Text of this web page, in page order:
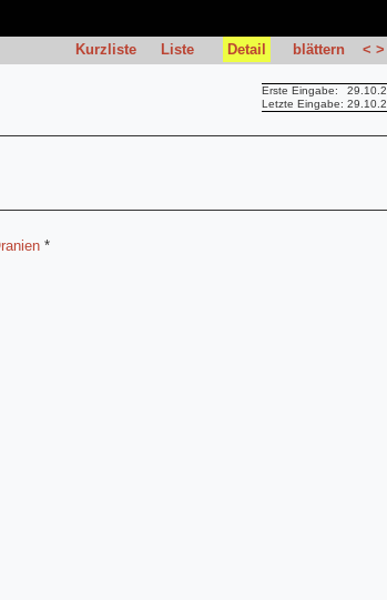
Kurzliste Liste Detail blättern < >
Erste Eingabe:
Letzte Eingabe:
*